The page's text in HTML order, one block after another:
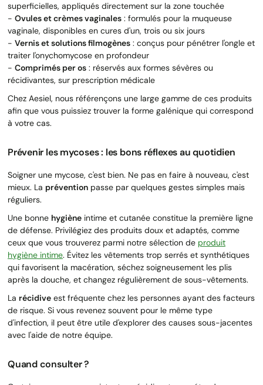
superficielles, appliqués directement sur la zone touchée
- Ovules et crèmes vaginales : formulés pour la muqueuse
vaginale, disponibles en cures d'un, trois ou six jours
- Vernis et solutions filmogènes : conçus pour pénétrer l'ongle et
traiter l'onychomycose en profondeur
- Comprimés per os : réservés aux formes sévères ou
récidivantes, sur prescription médicale
Chez Aesiel, nous référençons une large gamme de ces produits
afin que vous puissiez trouver la forme galénique qui correspond
à votre cas.
Prévenir les mycoses : les bons réflexes au quotidien
Soigner une mycose, c'est bien. Ne pas en faire à nouveau, c'est
mieux. La prévention passe par quelques gestes simples mais
réguliers.
Une bonne hygiène intime et cutanée constitue la première ligne
de défense. Privilégiez des produits doux et adaptés, comme
ceux que vous trouverez parmi notre sélection de produit
hygiène intime. Évitez les vêtements trop serrés et synthétiques
qui favorisent la macération, séchez soigneusement les plis
après la douche, et changez régulièrement de sous-vêtements.
La récidive est fréquente chez les personnes ayant des facteurs
de risque. Si vous revenez souvent pour le même type
d'infection, il peut être utile d'explorer des causes sous-jacentes
avec l'aide de notre équipe.
Quand consulter ?